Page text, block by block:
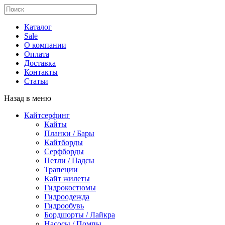
Каталог
Sale
О компании
Оплата
Доставка
Контакты
Статьи
Назад в меню
Кайтсерфинг
Кайты
Планки / Бары
Кайтборды
Серфборды
Петли / Падсы
Трапеции
Кайт жилеты
Гидрокостюмы
Гидроодежда
Гидрообувь
Бордшорты / Лайкра